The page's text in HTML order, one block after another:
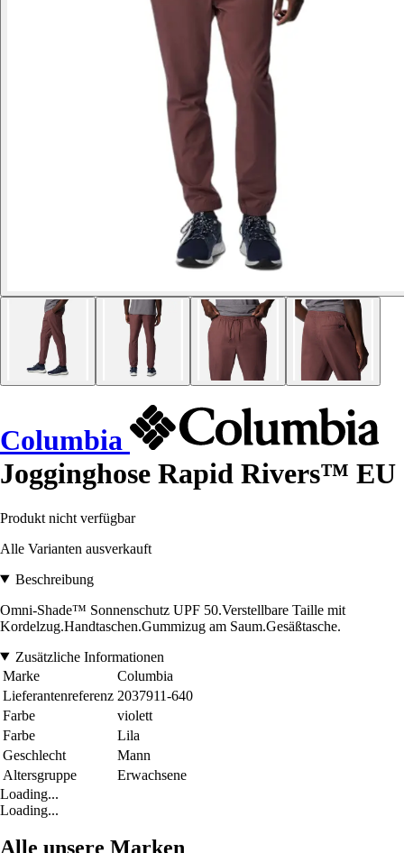
Columbia
Jogginghose Rapid Rivers™ EU
Produkt nicht verfügbar
Alle Varianten ausverkauft
Beschreibung
Omni-Shade™ Sonnenschutz UPF 50.Verstellbare Taille mit
Kordelzug.Handtaschen.Gummizug am Saum.Gesäßtasche.
Zusätzliche Informationen
Marke
Columbia
Lieferantenreferenz 2037911-640
Farbe
violett
Farbe
Lila
Geschlecht
Mann
Altersgruppe
Erwachsene
Loading...
Loading...
Alle unsere Marken